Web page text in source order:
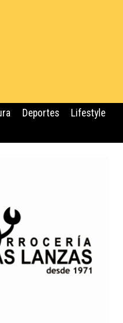
Deportes Lifestyle